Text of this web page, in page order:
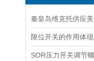
限位开关的作用体现